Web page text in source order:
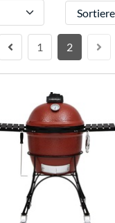
Sortieren
1 2